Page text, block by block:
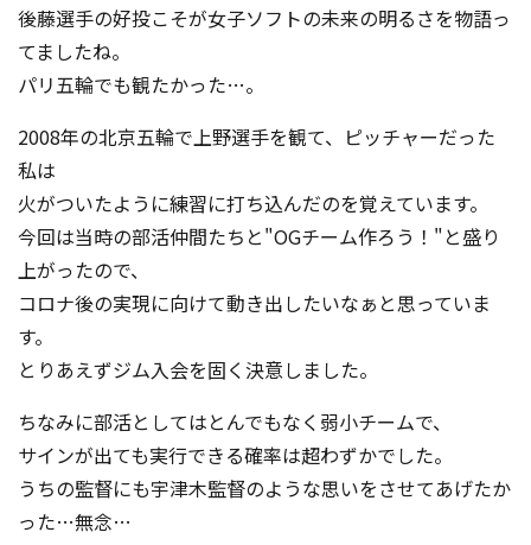
後藤選手の好投こそが女子ソフトの未来の明るさを物語っ
てましたね。
パリ五輪でも観たかった…。
2008年の北京五輪で上野選手を観て、ピッチャーだった
私は
火がついたように練習に打ち込んだのを覚えています。
今回は当時の部活仲間たちと"OGチーム作ろう！"と盛り
上がったので、
コロナ後の実現に向けて動き出したいなぁと思っていま
す。
とりあえずジム入会を固く決意しました。
ちなみに部活としてはとんでもなく弱小チームで、
サインが出ても実行できる確率は超わずかでした。
うちの監督にも宇津木監督のような思いをさせてあげたか
った…無念…